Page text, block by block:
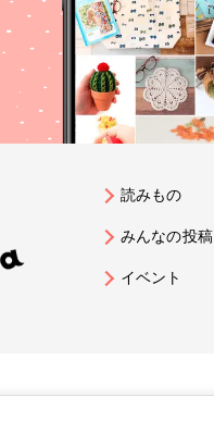
読みもの
みんなの投稿
イベント